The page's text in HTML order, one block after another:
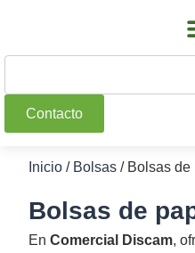
Contacto
Inicio / Bolsas / Bolsas de
Bolsas de
EnComercial Discam,